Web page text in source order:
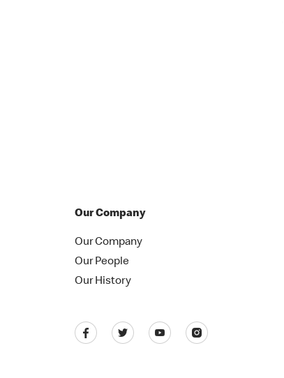
Our Company
Our Company
Our People
Our History